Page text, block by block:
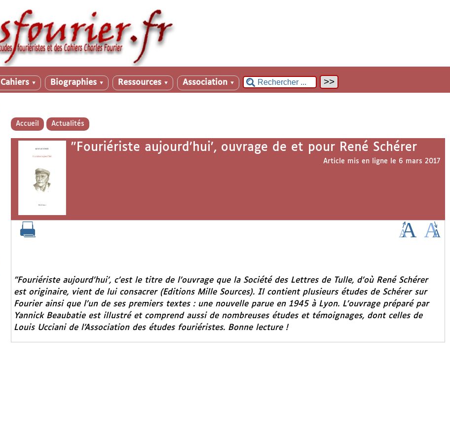
Cahiers ▼ Biographies ▼ Ressources ▼ Association ▼
Accueil Actualités
"Fouriériste aujourd’hui’, ouvrage de et pour René Schérer
Article mis en ligne le 6 mars 2017
"Fouriériste aujourd’hui’, c’est le titre de l’ouvrage que la Société des Lettres de Tulle, d’où René Schérer
est originaire, vient de lui consacrer (Editions Mille Sources). Il contient plusieurs études de Schérer sur
Fourier ainsi que l’un de ses premiers textes : une nouvelle parue en 1945 à Lyon. L’ouvrage préparé par
Yannick Beaubatie est illustré et comprend aussi de nombreuses études et témoignages, dont celles de
Louis Ucciani de l’Association des études fouriéristes. Bonne lecture !